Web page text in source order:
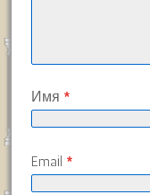
Имя *
Email *